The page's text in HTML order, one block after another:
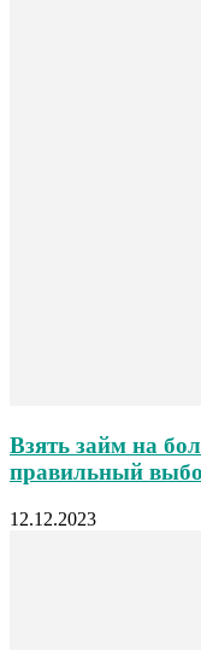
Взять займ на
правильный
12.12.2023